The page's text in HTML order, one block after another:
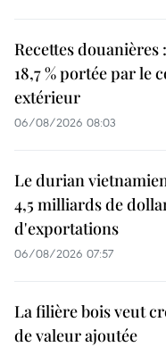
Recettes douanières
18,7 % portée par le
extérieur
06/08/2026 08:03
Le durian
4,5 milliards de
d'exportations
06/08/2026 07:57
La filière bois veut
de valeur ajoutée